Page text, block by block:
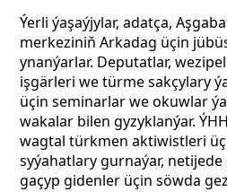
Ýerli ýaşaýjylar, adatça,
merkeziniň Arkadag üçin
ynanýarlar. Deputatlar,
işgärleri we türme sakçylary
üçin seminarlar we okuwlar
wakalar bilen gyzyklanýar.
wagtal türkmen aktiwistleri
syýahatlary gurnaýar,
gaçyp gidenler üçin söwda